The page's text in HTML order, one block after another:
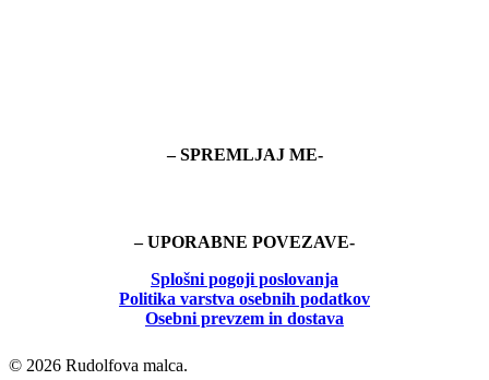
– SPREMLJAJ ME-
– UPORABNE POVEZAVE-
Splošni pogoji poslovanja
Politika varstva osebnih podatkov
Osebni prevzem in dostava
© 2026 Rudolfova malca.